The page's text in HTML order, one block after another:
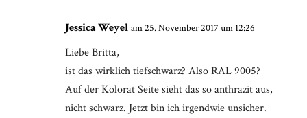
Jessica Weyel am 25. November 2017 um 12:26
Liebe Britta,
ist das wirklich tiefschwarz? Also RAL 9005?
Auf der Kolorat Seite sieht das so anthrazit aus,
nicht schwarz. Jetzt bin ich irgendwie unsicher.